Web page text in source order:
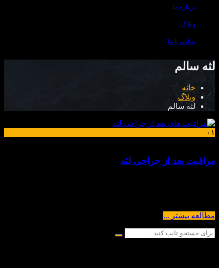
درباره ما
وبلاگ
تماس با ما
لثه سالم
خانه
وبلاگ
لثه سالم
۰۱
مراقبت بعد از جراحی لثه
مطالعه بیشتر ...